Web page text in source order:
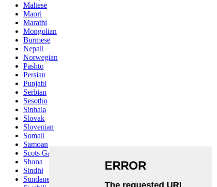
Maltese
Maori
Marathi
Mongolian
Burmese
Nepali
Norwegian
Pashto
Persian
Punjabi
Serbian
Sesotho
Sinhala
Slovak
Slovenian
Somali
Samoan
Scots Gaelic
Shona
Sindhi
Sundanese